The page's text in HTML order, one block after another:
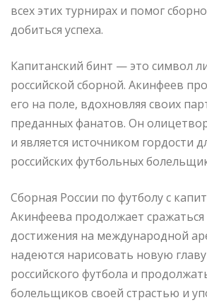
всех этих турнирах и помог
добиться успеха.
Капитанский бинт — это символ
российской сборной. Акинфеев
его на поле, вдохновляя своих
преданных фанатов. Он
и является источником гордости
российских футбольных
Сборная России по футболу с
Акинфеева продолжает
достижения на международной
надеются нарисовать новую
российского футбола и
болельщиков своей страстью и